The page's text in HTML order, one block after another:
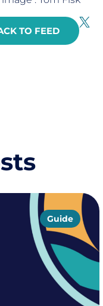
TO FEED
Guide